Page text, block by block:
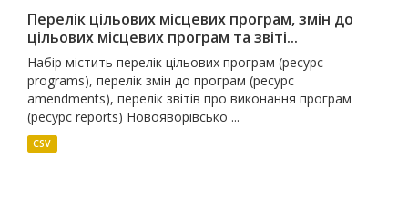
Перелік цільових місцевих програм, змін до
цільових місцевих програм та звіті...
Набір містить перелік цільових програм (ресурс
programs), перелік змін до програм (ресурс
amendments), перелік звітів про виконання програм
(ресурс reports) Новояворівської...
CSV